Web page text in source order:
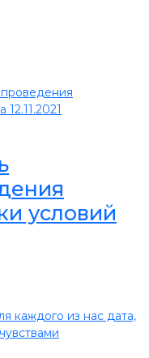
ОАО "Северное
условий